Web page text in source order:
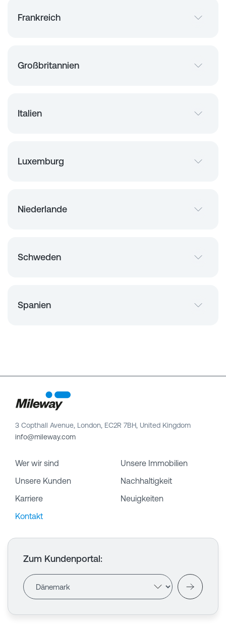
Frankreich
Großbritannien
Italien
Luxemburg
Niederlande
Schweden
Spanien
3 Copthall Avenue, London, EC2R 7BH, United Kingdom
info@mileway.com
Wer wir sind
Unsere Immobilien
Unsere Kunden
Nachhaltigkeit
Karriere
Neuigkeiten
Kontakt
Zum Kundenportal: